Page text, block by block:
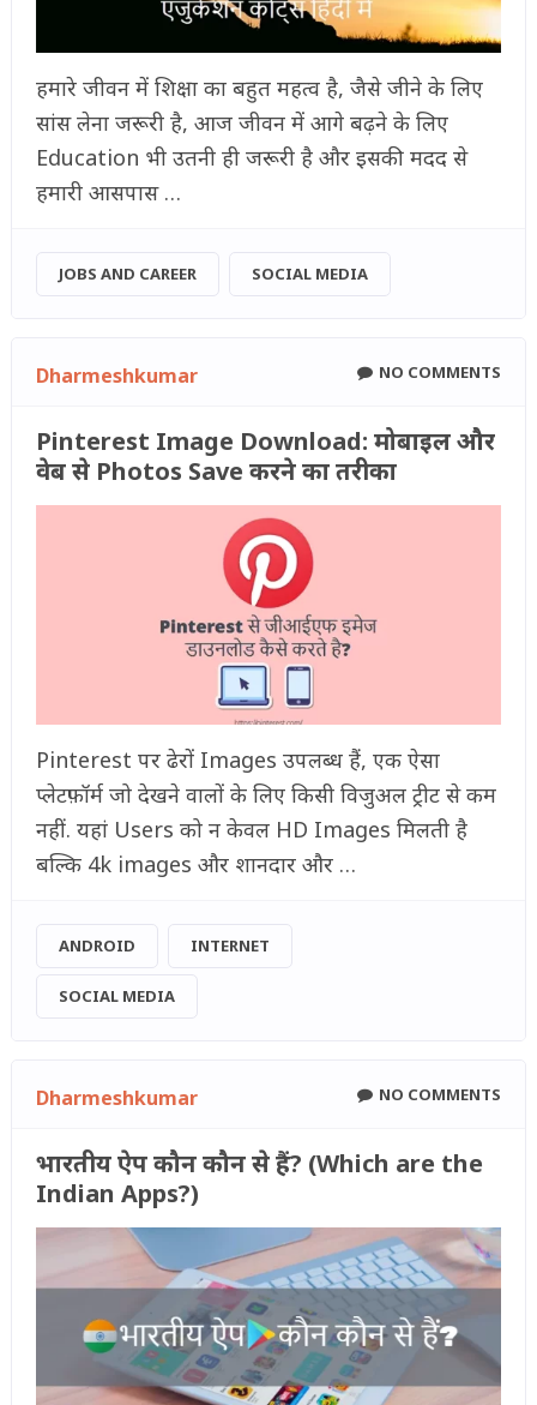
हमारे जीवन में शिक्षा का बहुत महत्व है, जैसे जीने के लिए
सांस लेना जरूरी है, आज जीवन में आगे बढ़ने के लिए
Education भी उतनी ही जरूरी है और इसकी मदद से
हमारी आसपास …
JOBS AND CAREER SOCIAL MEDIA
Dharmeshkumar NO COMMENTS
Pinterest Image Download: मोबाइल और
वेब से Photos Save करने का तरीका
Pinterest पर ढेरों Images उपलब्ध हैं, एक ऐसा
प्लेटफ़ॉर्म जो देखने वालों के लिए किसी विजुअल ट्रीट से कम
नहीं. यहां Users को न केवल HD Images मिलती है
बल्कि 4k images और शानदार और …
ANDROID INTERNET
SOCIAL MEDIA
Dharmeshkumar NO COMMENTS
भारतीय ऐप कौन कौन से हैं? (Which are the
Indian Apps?)